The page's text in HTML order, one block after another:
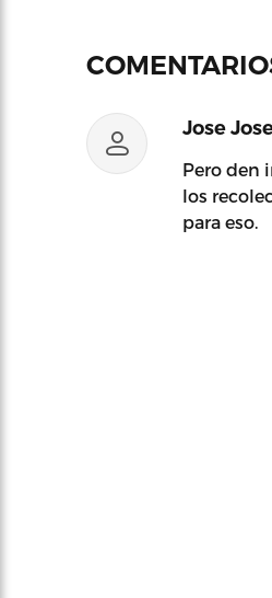
Jose
Pero den
los
para eso.